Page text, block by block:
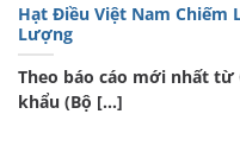
Hạt Điều Việt Nam Chiếm
Lượng
Theo báo cáo mới nhất từ
khẩu (Bộ [...]